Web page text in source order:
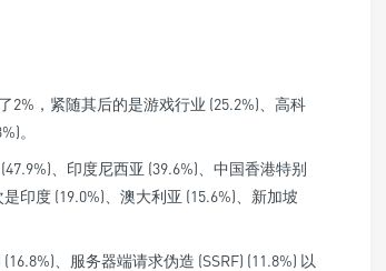
2%，紧随其后的是游戏行业 (25.2%)、高科
。
、印度尼西亚 (39.6%)、中国香港特别
印度 (19.0%)、澳大利亚 (15.6%)、新加坡
、服务器端请求伪造 (SSRF) (11.8%) 以